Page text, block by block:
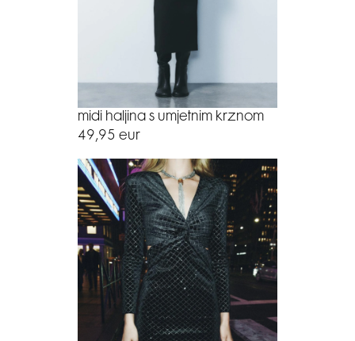
midi haljina s umjetnim krznom
49,95 eur